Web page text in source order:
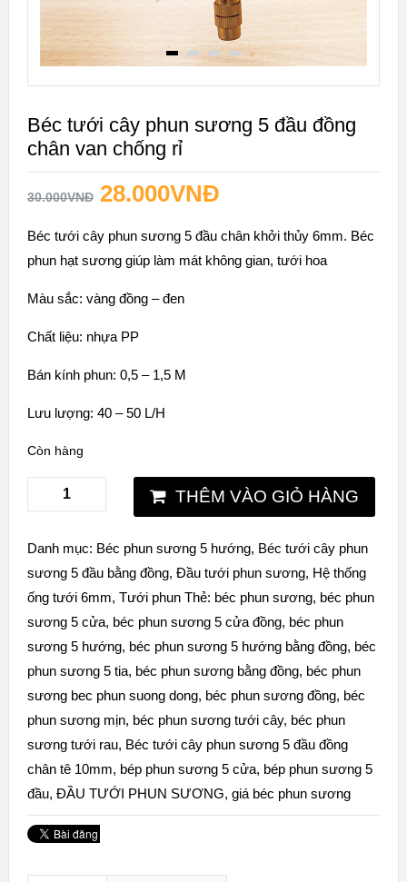
Béc tưới cây phun sương 5 đầu đồng
chân van chống rỉ
30.000VNĐ 28.000VNĐ
Béc tưới cây phun sương 5 đầu chân khởi thủy 6mm. Béc
phun hạt sương giúp làm mát không gian, tưới hoa
Màu sắc: vàng đồng – đen
Chất liệu: nhựa PP
Bán kính phun: 0,5 – 1,5 M
Lưu lượng: 40 – 50 L/H
Còn hàng
THÊM VÀO GIỎ HÀNG
Danh mục: Béc phun sương 5 hướng, Béc tưới cây phun
sương 5 đầu bằng đồng, Đầu tưới phun sương, Hệ thống
ống tưới 6mm, Tưới phun Thẻ: béc phun sương, béc phun
sương 5 cửa, béc phun sương 5 cửa đồng, béc phun
sương 5 hướng, béc phun sương 5 hướng bằng đồng, béc
phun sương 5 tia, béc phun sương bằng đồng, béc phun
sương bec phun suong dong, béc phun sương đồng, béc
phun sương mịn, béc phun sương tưới cây, béc phun
sương tưới rau, Béc tưới cây phun sương 5 đầu đồng
chân tê 10mm, bép phun sương 5 cửa, bép phun sương 5
đầu, ĐẦU TƯỚI PHUN SƯƠNG, giá béc phun sương